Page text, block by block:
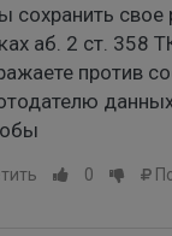
сохранить свое
аб. 2 ст. 358
против
0